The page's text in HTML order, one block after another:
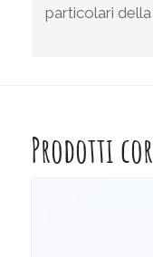
particolari
Prodotti